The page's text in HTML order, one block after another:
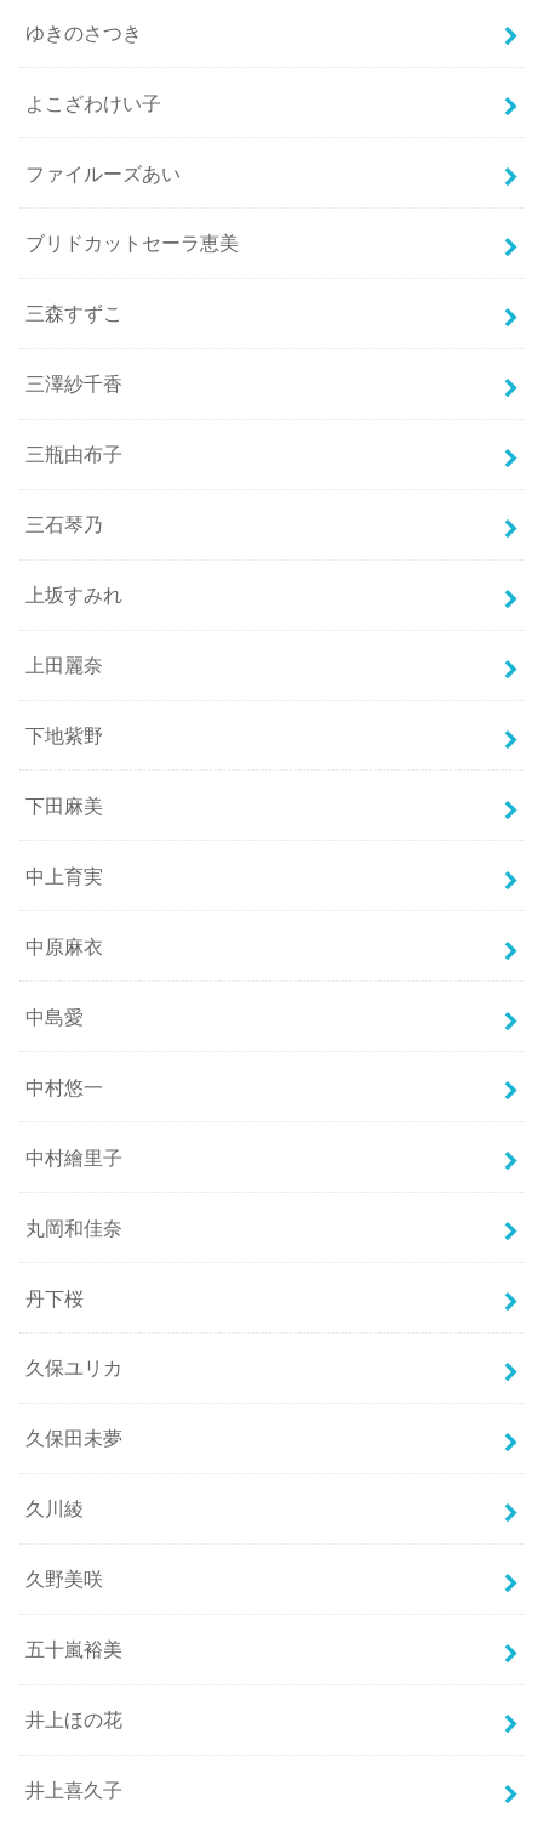
ゆきのさつき
よこざわけい子
ファイルーズあい
ブリドカットセーラ恵美
三森すずこ
三澤紗千香
三瓶由布子
三石琴乃
上坂すみれ
上田麗奈
下地紫野
下田麻美
中上育実
中原麻衣
中島愛
中村悠一
中村繪里子
丸岡和佳奈
丹下桜
久保ユリカ
久保田未夢
久川綾
久野美咲
五十嵐裕美
井上ほの花
井上喜久子